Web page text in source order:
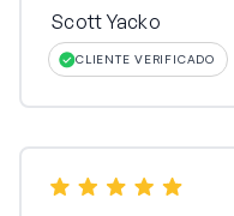
Scott Yacko
CLIENTE VERIFICADO